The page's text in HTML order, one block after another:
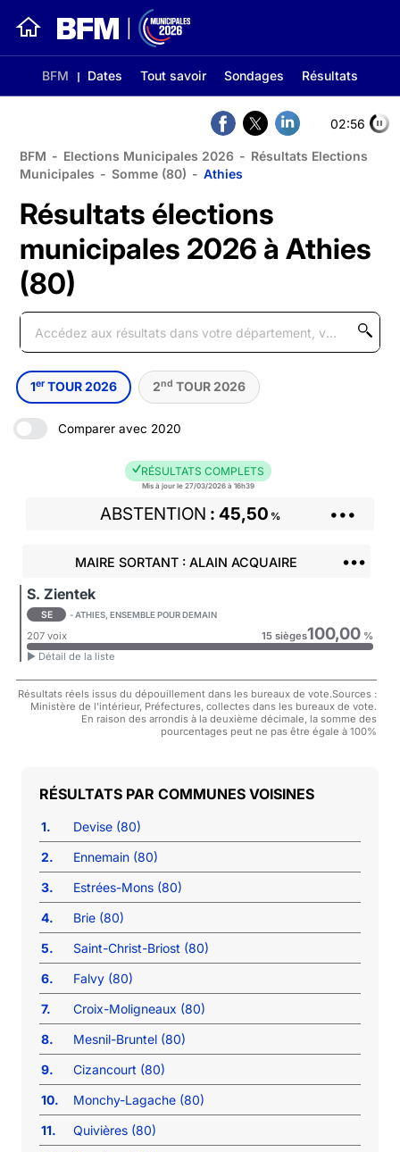
BFM Dates Tout savoir Sondages Résultats
02:56
BFM - Elections Municipales 2026 - Résultats Elections
Municipales - Somme (80) - Athies
Résultats élections
municipales 2026 à Athies
(80)
1er TOUR 2026 2nd TOUR 2026
Comparer avec 2020
RÉSULTATS COMPLETS
Mis à jour le 27/03/2026 à 16h39
ABSTENTION 45,50 % •••
MAIRE SORTANT : ALAIN ACQUAIRE •••
S. Zientek
SE - ATHIES, ENSEMBLE POUR DEMAIN
207 voix 15 sièges100,00%
► Détail de la liste
Résultats réels issus du dépouillement dans les bureaux de vote.Sources :
Ministère de l'intérieur, Préfectures, collectes dans les bureaux de vote.
En raison des arrondis à la deuxième décimale, la somme des
pourcentages peut ne pas être égale à 100%
COMMUNES VOISINES
1.
Devise (80)
2.
Ennemain (80)
3.
Estrées-Mons (80)
4.
Brie (80)
5.
Saint-Christ-Briost (80)
6.
Falvy (80)
7.
Croix-Moligneaux (80)
8.
Mesnil-Bruntel (80)
9.
Cizancourt (80)
10.
Monchy-Lagache (80)
11.
Quivières (80)